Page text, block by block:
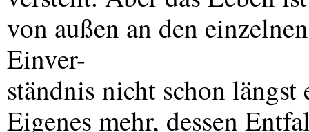
von außen an den
Einver-
ständnis nicht schon
Eigenes mehr, dessen